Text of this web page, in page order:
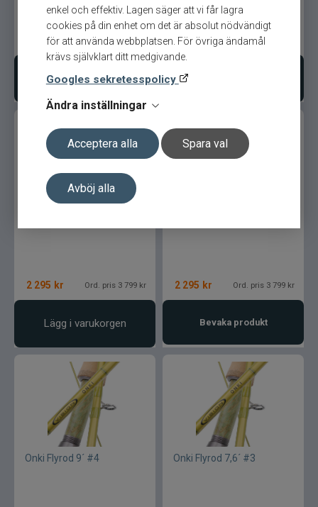
enkel och effektiv. Lagen säger att vi får lagra
cookies på din enhet om det är absolut nödvändigt
för att använda webbplatsen. För övriga ändamål
krävs självklart ditt medgivande.
Googles sekretesspolicy
Ändra inställningar
Acceptera alla Spara val
Avböj alla
3 499 kr Ord. pris 3 799 kr
Lägg i varukorgen
3 499 kr Ord. pris 3 799 kr
2 295 kr Ord. pris 3 799 kr
Lägg i varukorgen
2 295 kr Ord. pris 3 799 kr
Bevaka produkt
Onki Flyrod 9´ #4 Onki Flyrod 7,6´ #3